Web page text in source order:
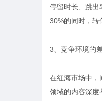
停留时长、跳出
30%的同时，转
3、竞争环境的
在红海市场中，
领域的内容深度